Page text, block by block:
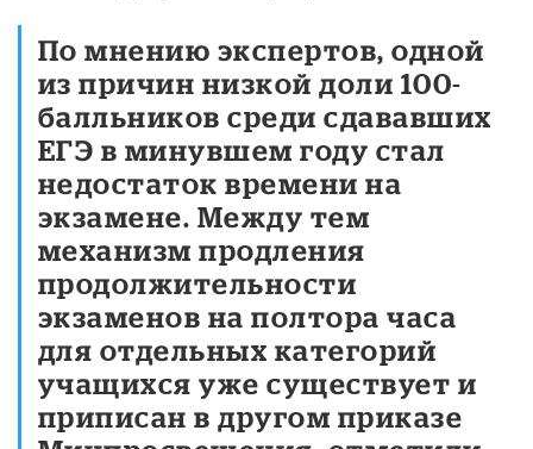
По мнению экспертов, одной
из причин низкой доли 100-
балльников среди сдававших
ЕГЭ в минувшем году стал
недостаток времени на
экзамене. Между тем
механизм продления
продолжительности
экзаменов на полтора часа
для отдельных категорий
учащихся уже существует и
приписан в другом приказе